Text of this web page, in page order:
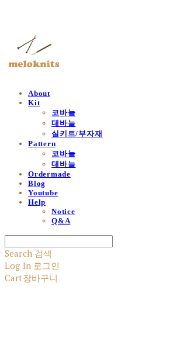
About
Kit
코바늘
대바늘
실키트/부자재
Pattern
코바늘
대바늘
Ordermade
Blog
Youtube
Help
Notice
Q&A
Search 검색
Log In 로그인
Cart장바구니